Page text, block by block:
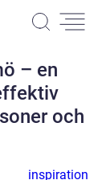
– en
och
inspiration